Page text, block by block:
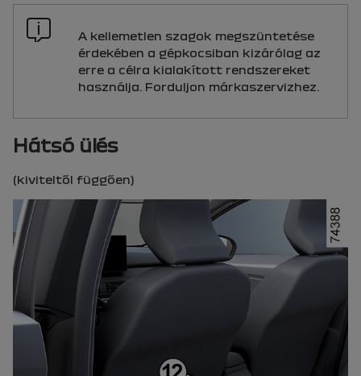
A kellemetlen szagok megszüntetése
érdekében a gépkocsiban kizárólag az
erre a célra kialakított rendszereket
használja. Forduljon márkaszervizhez.
Hátsó ülés
(kiviteltől függően)